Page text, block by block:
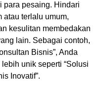
para pesaing. Hindari
atau terlalu umum,
kesulitan membedakan
lain. Sebagai contoh,
Bisnis”, Anda
unik seperti “Solusi
Inovatif”.